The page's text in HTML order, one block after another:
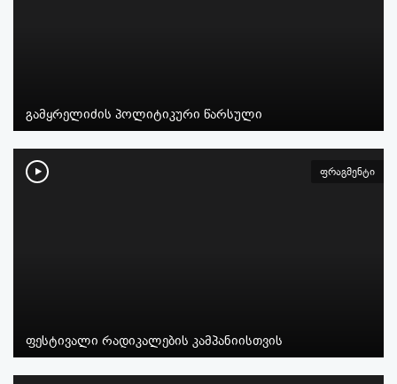
გამყრელიძის პოლიტიკური წარსული
ფრაგმენტი
ფესტივალი რადიკალების კამპანიისთვის